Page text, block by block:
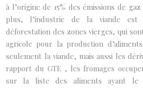
à l’origine de 15% des émissions de
plus, l’industrie de la viande est
déforestation des zones vierges, qui
agricole pour la production
seulement la viande, mais aussi les
rapport du GTE , les fromages
sur la liste des aliments ayant le